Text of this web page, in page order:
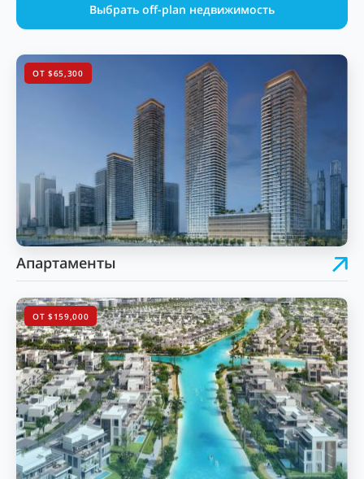
Выбрать off-plan недвижимость
ОТ $65,300
Апартаменты
ОТ $159,000